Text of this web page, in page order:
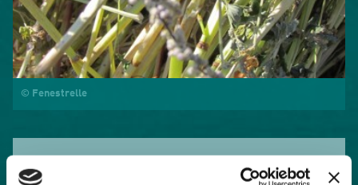
© Fenestrelle
Der Anbau von Buchweizen regt